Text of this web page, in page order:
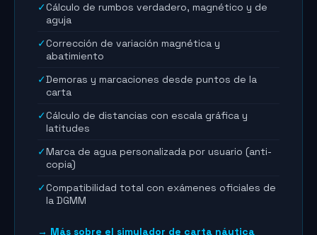
✓Cálculo de rumbos verdadero, magnético y de
aguja
✓Corrección de variación magnética y
abatimiento
✓Demoras y marcaciones desde puntos de la
carta
✓Cálculo de distancias con escala gráfica y
latitudes
✓Marca de agua personalizada por usuario (anti-
copia)
✓Compatibilidad total con exámenes oficiales de
la DGMM
→ Más sobre el simulador de carta náutica